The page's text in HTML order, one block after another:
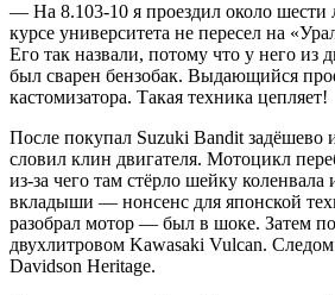
— На 8.103-10 я проездил около шести
курсе университета не пересел на
Его так назвали, потому что у него из
был сварен бензобак. Выдающийся
кастомизатора. Такая техника цепляет!
После покупал Suzuki Bandit
словил клин двигателя. Мотоцикл
из-за чего там стёрло шейку коленвала
вкладыши — нонсенс для японской
разобрал мотор — был в шоке. Затем
двухлитровом Kawasaki Vulcan.
Davidson Heritage.